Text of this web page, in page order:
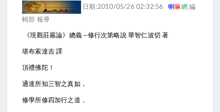
日期:2010/05/26 02:32:56喇嘛網編
輯部 報導
《現觀莊嚴論》總義--修行次第略說 華智仁波切 著
堪布索達吉 譯
頂禮佛陀！
通達所知三智之真如，
修學所修四加行之道，